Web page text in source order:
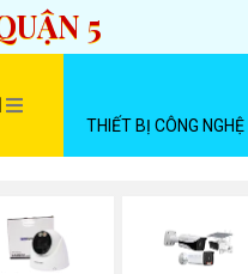
5
THIẾT BỊ CÔNG NGHỆ